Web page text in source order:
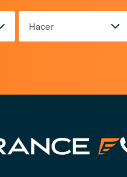
Hacer